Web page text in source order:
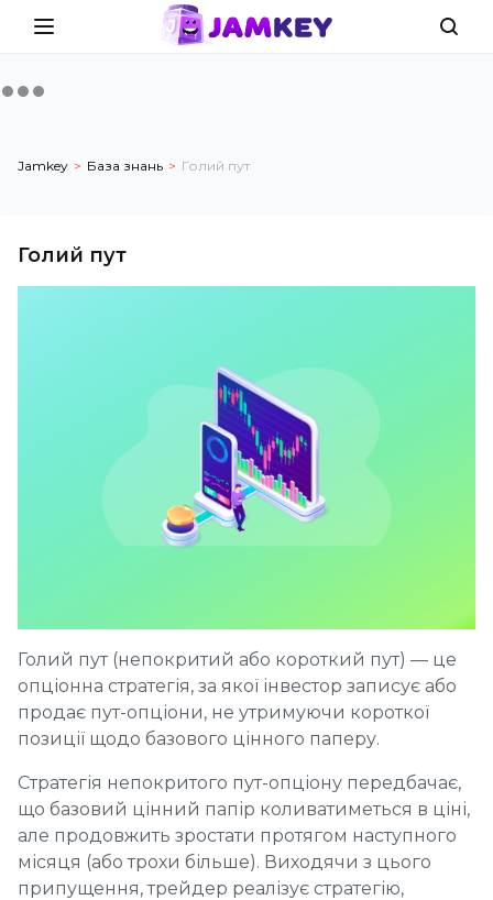
Jamkey База знань Голий пут
Голий пут
Голий пут (непокритий або короткий пут) — це
опціонна стратегія, за якої інвестор записує або
продає пут-опціони, не утримуючи короткої
позиції щодо базового цінного паперу.
Стратегія непокритого пут-опціону передбачає,
що базовий цінний папір коливатиметься в ціні,
але продовжить зростати протягом наступного
місяця (або трохи більше). Виходячи з цього
припущення, трейдер реалізує стратегію,